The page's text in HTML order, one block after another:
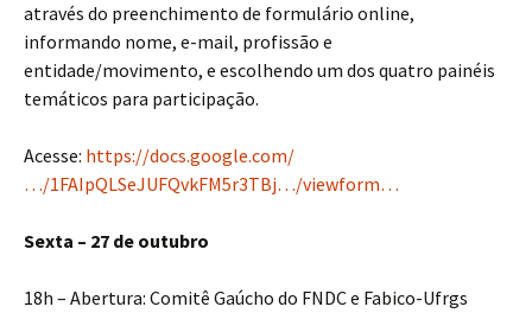
através do preenchimento de formulário online,
informando nome, e-mail, profissão e
entidade/movimento, e escolhendo um dos quatro painéis
temáticos para participação.
Acesse: https://docs.google.com/
…/1FAIpQLSeJUFQvkFM5r3TBj…/viewform…
Sexta – 27 de outubro
18h – Abertura: Comitê Gaúcho do FNDC e Fabico-Ufrgs